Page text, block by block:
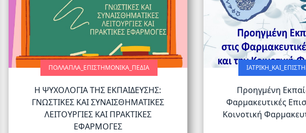
ΠΟΛΛΑΠΛΆ_ΕΠΙΣΤΗΜΟΝΙΚΆ_ΠΕΔΊΑ
Η ΨΥΧΟΛΟΓΙΑ ΤΗΣ ΕΚΠΑΙΔΕΥΣΗΣ:
ΓΝΩΣΤΙΚΕΣ ΚΑΙ ΣΥΝΑΙΣΘΗΜΑΤΙΚΕΣ
ΛΕΙΤΟΥΡΓΙΕΣ ΚΑΙ ΠΡΑΚΤΙΚΕΣ
ΕΦΑΡΜΟΓΕΣ
Προηγμένη
Φαρμακευτικές
Κοινοτική